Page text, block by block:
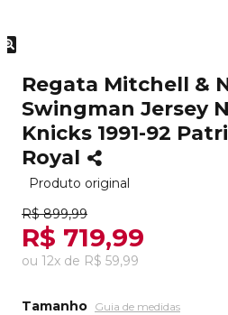
Regata Mitchell &
Swingman Jersey
Knicks 1991-92
Royal
Produto original
R$ 899,99
R$ 719,99
ou 12x de R$ 59,99
Tamanho Guia de medidas